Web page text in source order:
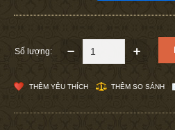
Số lượng:
THÊM YÊU THÍCH THÊM SO SÁNH